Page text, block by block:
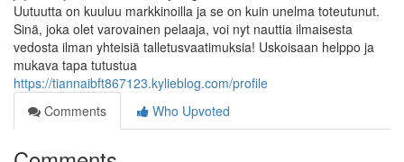
Uutuutta on kuuluu markkinoilla ja se on kuin unelma toteutunut.
Sinä, joka olet varovainen pelaaja, voi nyt nauttia ilmaisesta
vedosta ilman yhteisiä talletusvaatimuksia! Uskoisaan helppo ja
mukava tapa tutustua
https://tiannaibft867123.kylieblog.com/profile
Comments
Who Upvoted